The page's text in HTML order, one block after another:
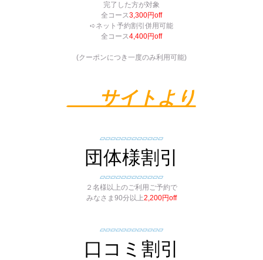
完了した方が対象
全コース3,300円off
➪ネット予約割引併用可能
全コース4,400円off
(クーポンにつき一度のみ利用可能)
___サイトより
▱▱▱▱▱▱▱▱▱▱▱▱
団体様割引
▱▱▱▱▱▱▱▱▱▱▱▱
２名様以上のご利用ご予約で
みなさま90分以上2,200円off
▱▱▱▱▱▱▱▱▱▱▱▱
口コミ割引